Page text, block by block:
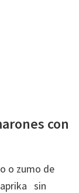
con
o zumo de
sin